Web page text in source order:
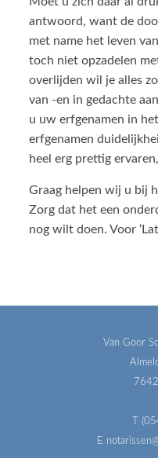
antwoord, want de
met name het leven
toch niet opzadelen
overlijden wil je alles
van -en in gedachte
u uw erfgenamen in
erfgenamen
heel erg prettig
Graag helpen wij u bij
Zorg dat het een
nog wilt doen. Voor
Van Goor
T
E